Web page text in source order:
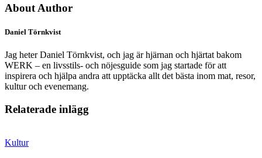
About Author
Daniel Törnkvist
Jag heter Daniel Törnkvist, och jag är hjärnan och hjärtat bakom
WERK – en livsstils- och nöjesguide som jag startade för att
inspirera och hjälpa andra att upptäcka allt det bästa inom mat, resor,
kultur och evenemang.
Relaterade inlägg
Kultur